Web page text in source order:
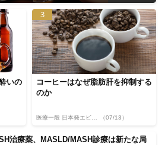
いの
3
コーヒーはなぜ脂肪肝を抑制する
のか
医療一般 日本発エビデンス （07/13）
治療薬、MASLD/MASH診療は新たな局